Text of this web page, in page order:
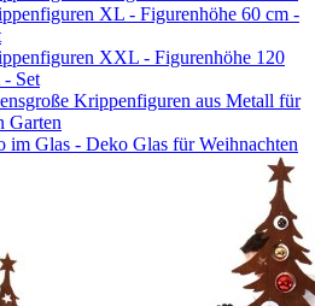
XL - Figurenhöhe 60 cm -
XXL - Figurenhöhe 120
- Set
Krippenfiguren aus Metall für
Garten
im Glas - Deko Glas für Weihnachten